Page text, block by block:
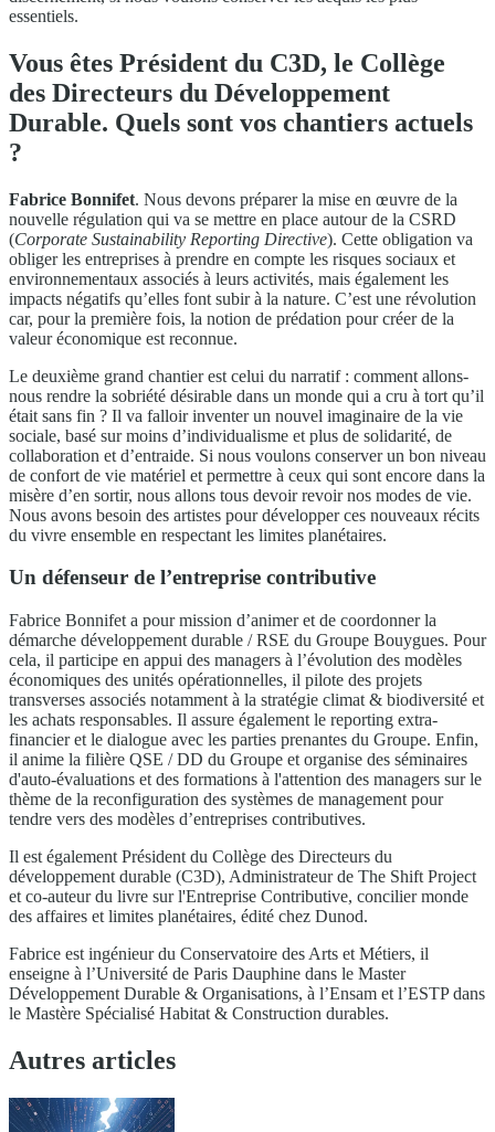
essentiels.
Vous êtes Président du C3D, le Collège
des Directeurs du Développement
Durable. Quels sont vos chantiers actuels
?
Fabrice Bonnifet. Nous devons préparer la mise en œuvre de la
nouvelle régulation qui va se mettre en place autour de la CSRD
(Corporate Sustainability Reporting Directive). Cette obligation va
obliger les entreprises à prendre en compte les risques sociaux et
environnementaux associés à leurs activités, mais également les
impacts négatifs qu’elles font subir à la nature. C’est une révolution
car, pour la première fois, la notion de prédation pour créer de la
valeur économique est reconnue.
Le deuxième grand chantier est celui du narratif : comment allons-
nous rendre la sobriété désirable dans un monde qui a cru à tort qu’il
était sans fin ? Il va falloir inventer un nouvel imaginaire de la vie
sociale, basé sur moins d’individualisme et plus de solidarité, de
collaboration et d’entraide. Si nous voulons conserver un bon niveau
de confort de vie matériel et permettre à ceux qui sont encore dans la
misère d’en sortir, nous allons tous devoir revoir nos modes de vie.
Nous avons besoin des artistes pour développer ces nouveaux récits
du vivre ensemble en respectant les limites planétaires.
Un défenseur de l’entreprise contributive
Fabrice Bonnifet a pour mission d’animer et de coordonner la
démarche développement durable / RSE du Groupe Bouygues. Pour
cela, il participe en appui des managers à l’évolution des modèles
économiques des unités opérationnelles, il pilote des projets
transverses associés notamment à la stratégie climat & biodiversité et
les achats responsables. Il assure également le reporting extra-
financier et le dialogue avec les parties prenantes du Groupe. Enfin,
il anime la filière QSE / DD du Groupe et organise des séminaires
d'auto-évaluations et des formations à l'attention des managers sur le
thème de la reconfiguration des systèmes de management pour
tendre vers des modèles d’entreprises contributives.
Il est également Président du Collège des Directeurs du
développement durable (C3D), Administrateur de The Shift Project
et co-auteur du livre sur l'Entreprise Contributive, concilier monde
des affaires et limites planétaires, édité chez Dunod.
Fabrice est ingénieur du Conservatoire des Arts et Métiers, il
enseigne à l’Université de Paris Dauphine dans le Master
Développement Durable & Organisations, à l’Ensam et l’ESTP dans
le Mastère Spécialisé Habitat & Construction durables.
Autres articles